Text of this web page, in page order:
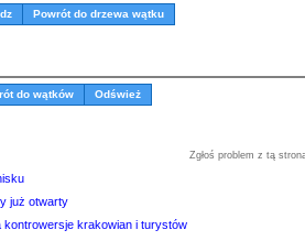
Powrót do drzewa wątku
do wątków Odśwież
Zgłoś problem z tą
już otwarty
kontrowersje krakowian i turystów